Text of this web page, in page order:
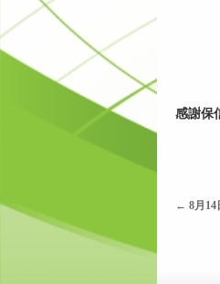
感謝保
← 8月